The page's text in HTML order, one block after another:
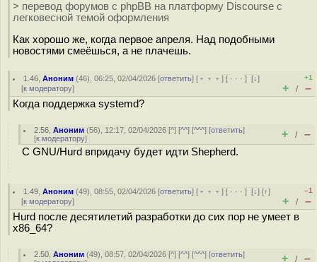
> перевод форумов c phpBB на платформу Discourse с
легковесной темой оформления
Как хорошо же, когда первое апреля. Над подобными
новостями смеёшься, а не плачешь.
1.46 ,Аноним (46), 06:25, 02/04/2026 [ответить] [ ﹢﹢﹢] [ · · ·][↓]
[к модератору]
+1
+ / –
Когда поддержка systemd?
2.56 ,Аноним (56), 12:17, 02/04/2026 [^] [^^] [^^^] [ответить]
[к модератору] + / –
С GNU/Hurd впридачу будет идти Shepherd.
1.49 ,Аноним (49), 08:55, 02/04/2026 [ответить] [ ﹢﹢﹢] [ · · ·][↓] [↑]
[к модератору]
–1
+ / –
Hurd после десятилетий разработки до сих пор не умеет в
x86_64?
2.50 ,Аноним (49), 08:57, 02/04/2026 [^] [^^] [^^^] [ответить]
+ / –